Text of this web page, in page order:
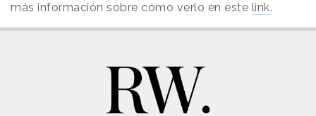
más información sobre cómo verlo en este link.